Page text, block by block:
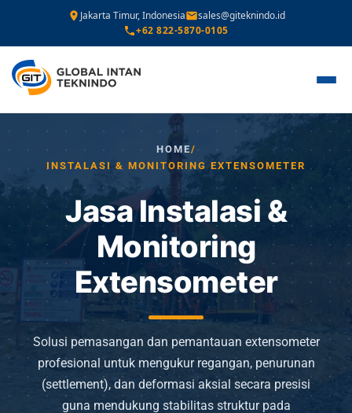
Jakarta Timur, Indonesia
sales@giteknindo.id
+62 822-5870-0105
HOME/
INSTALASI & MONITORING EXTENSOMETER
Jasa Instalasi &
Monitoring
Extensometer
Solusi pemasangan dan pemantauan extensometer
profesional untuk mengukur regangan, penurunan
(settlement), dan deformasi aksial secara presisi
guna mendukung stabilitas struktur pada